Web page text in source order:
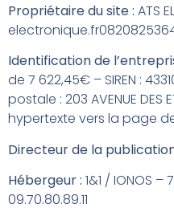
Propriétaire du site : ATS
electronique.fr
Identification de
de 7 622,45€ – SIREN :
postale : 203 AVENUE DES
hypertexte vers la page
Directeur de la
Hébergeur : 1&1 / IONOS
09.70.80.89.11